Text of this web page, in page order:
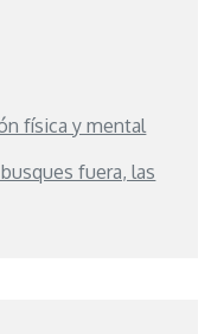
física y mental
fuera, las